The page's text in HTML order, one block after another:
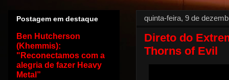
quinta-feira, 9 de
Direto do
Thorns of Evil
Postagem em destaque
Ben Hutcherson
(Khemmis):
"Reconectamos com a
alegria de fazer Heavy
Metal”